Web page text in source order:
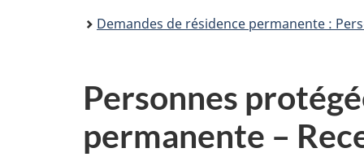
Demandes de résidence permanente :
Personnes
permanente –